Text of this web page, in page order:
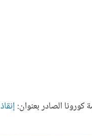
كورونا الصادر بعنوان: